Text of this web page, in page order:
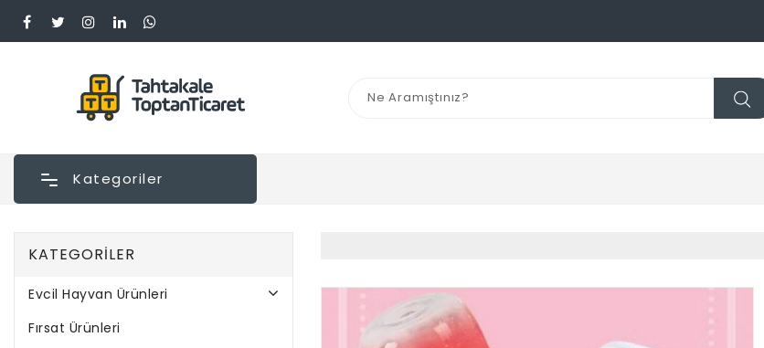
Kategoriler
KATEGORILER
Evcil Hayvan Ürünleri
Fırsat Ürünleri